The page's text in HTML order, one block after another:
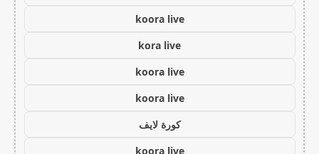
koora live
kora live
koora live
koora live
كورة لايف
koora live